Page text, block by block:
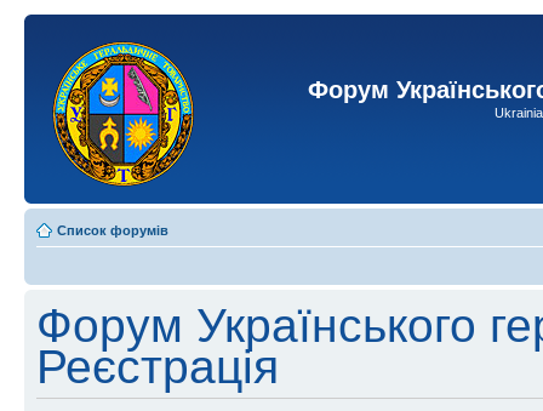
Форум
Список форумів
Форум Українського
Реєстрація